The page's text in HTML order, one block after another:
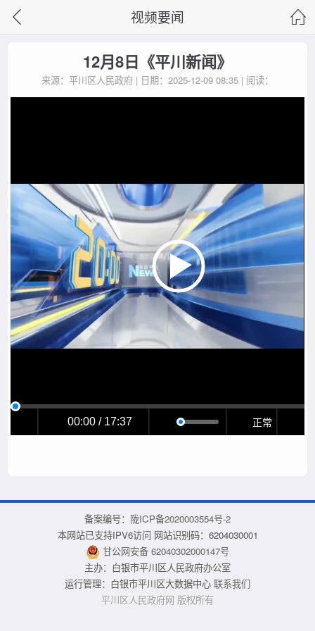
视频要闻
12月8日《平川新闻》
来源：平川区人民政府 | 日期：2025-12-09 08:35 | 阅读：
00:00 / 17:37 正常
备案编号： 陇ICP备2020003554号-2
本网站已支持IPV6访问 网站识别码：6204030001
甘公网安备 62040302000147号
主办：白银市平川区人民政府办公室
运行管理：白银市平川区大数据中心 联系我们
平川区人民政府网 版权所有